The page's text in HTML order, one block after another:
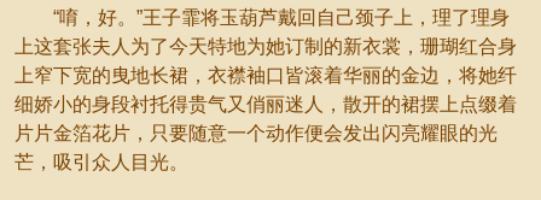
“唷，好。”王子霏将玉葫芦戴回自己颈子上，理了理身
上这套张夫人为了今天特地为她订制的新衣裳，珊瑚红合身
上窄下宽的曳地长裙，衣襟袖口皆滚着华丽的金边，将她纤
细娇小的身段衬托得贵气又俏丽迷人，散开的裙摆上点缀着
片片金箔花片，只要随意一个动作便会发出闪亮耀眼的光
芒，吸引众人目光。